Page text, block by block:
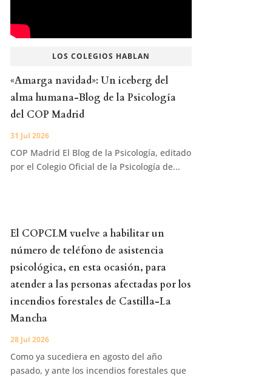
LOS COLEGIOS HABLAN
«Amarga navidad»: Un iceberg del
alma humana-Blog de la Psicología
del COP Madrid
31 Jul 2026
COP Madrid El Blog de la Psicología, editado
por el Colegio Oficial de la Psicología de...
El COPCLM vuelve a habilitar un
número de teléfono de asistencia
psicológica, en esta ocasión, para
atender a las personas afectadas por los
incendios forestales de Castilla-La
Mancha
28 Jul 2026
Como ya sucediera en agosto del año
pasado, y ante los incendios forestales que